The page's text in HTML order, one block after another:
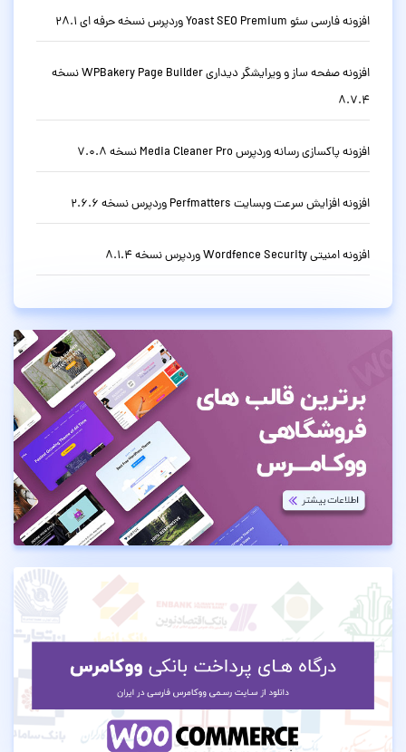
افزونه فارسی سئو Yoast SEO Premium وردپرس نسخه حرفه ای 28.1
افزونه صفحه ساز و ویرایشگر دیداری WPBakery Page Builder نسخه
8.7.4
افزونه پاکسازی رسانه وردپرس Media Cleaner Pro نسخه 7.0.8
افزونه افزایش سرعت وبسایت Perfmatters وردپرس نسخه 2.6.6
افزونه امنیتی Wordfence Security وردپرس نسخه 8.1.4